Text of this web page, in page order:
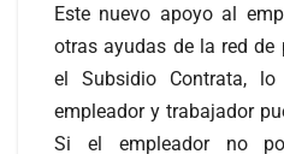
Este nuevo apoyo al
otras ayudas de la red de
el Subsidio Contrata,
empleador y trabajador
Si el empleador no